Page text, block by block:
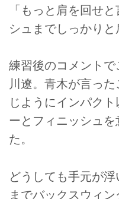
「もっと肩を回せ
シュまでしっかりと
練習後のコメント
川遼。青木が言っ
じようにインパク
ーとフィニッシュ
た。
どうしても手元が
までバックスウィ